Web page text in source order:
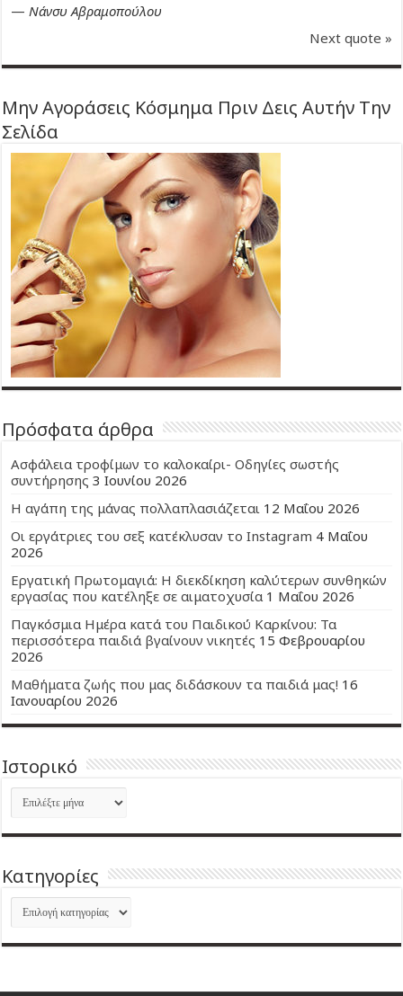
— Νάνσυ Αβραμοπούλου
Next quote »
Μην Αγοράσεις Κόσμημα Πριν Δεις Αυτήν Την
Σελίδα
Πρόσφατα άρθρα
Ασφάλεια τροφίμων το καλοκαίρι- Οδηγίες σωστής
συντήρησης 3 Ιουνίου 2026
Η αγάπη της μάνας πολλαπλασιάζεται 12 Μαΐου 2026
Οι εργάτριες του σεξ κατέκλυσαν το Instagram 4 Μαΐου
2026
Εργατική Πρωτομαγιά: Η διεκδίκηση καλύτερων συνθηκών
εργασίας που κατέληξε σε αιματοχυσία 1 Μαΐου 2026
Παγκόσμια Ημέρα κατά του Παιδικού Καρκίνου: Τα
περισσότερα παιδιά βγαίνουν νικητές 15 Φεβρουαρίου
2026
Μαθήματα ζωής που μας διδάσκουν τα παιδιά μας! 16
Ιανουαρίου 2026
Ιστορικό
Ιστορικό
Kατηγορίες
Kατηγορίες